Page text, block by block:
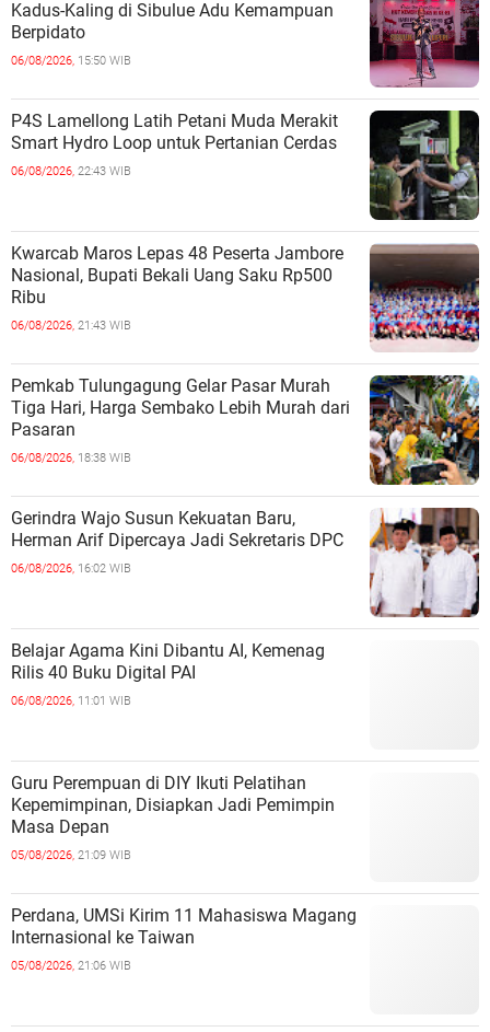
Kadus-Kaling di Sibulue Adu Kemampuan
Berpidato
06/08/2026, 15:50 WIB
P4S Lamellong Latih Petani Muda Merakit
Smart Hydro Loop untuk Pertanian Cerdas
06/08/2026, 22:43 WIB
Kwarcab Maros Lepas 48 Peserta Jambore
Nasional, Bupati Bekali Uang Saku Rp500
Ribu
06/08/2026, 21:43 WIB
Pemkab Tulungagung Gelar Pasar Murah
Tiga Hari, Harga Sembako Lebih Murah dari
Pasaran
06/08/2026, 18:38 WIB
Gerindra Wajo Susun Kekuatan Baru,
Herman Arif Dipercaya Jadi Sekretaris DPC
06/08/2026, 16:02 WIB
Belajar Agama Kini Dibantu AI, Kemenag
Rilis 40 Buku Digital PAI
06/08/2026, 11:01 WIB
Guru Perempuan di DIY Ikuti Pelatihan
Kepemimpinan, Disiapkan Jadi Pemimpin
Masa Depan
05/08/2026, 21:09 WIB
Perdana, UMSi Kirim 11 Mahasiswa Magang
Internasional ke Taiwan
05/08/2026, 21:06 WIB